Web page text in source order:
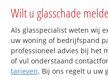
Wilt u glasschade
Als glasspecialist weten wij
uw woning of bedrijfspand
professioneel advies bij het
of vul onderstaand
tarieven. Bij ons regelt u uw